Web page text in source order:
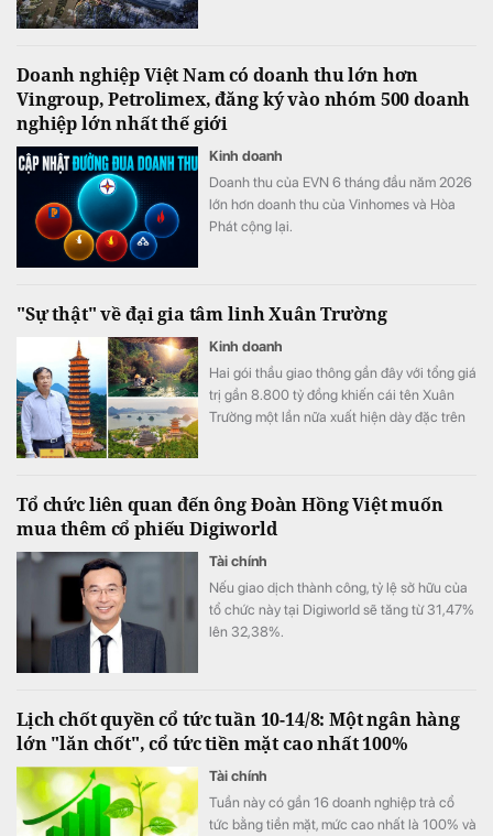
Doanh nghiệp Việt Nam có doanh thu lớn hơn
Vingroup, Petrolimex, đăng ký vào nhóm 500 doanh
nghiệp lớn nhất thế giới
Kinh doanh
Doanh thu của EVN 6 tháng đầu năm 2026
lớn hơn doanh thu của Vinhomes và Hòa
Phát cộng lại.
"Sự thật" về đại gia tâm linh Xuân Trường
Kinh doanh
Hai gói thầu giao thông gần đây với tổng giá
trị gần 8.800 tỷ đồng khiến cái tên Xuân
Trường một lần nữa xuất hiện dày đặc trên
sau Bái Đính, Tam Chúc: một nhà thầu từng
thi công quốc lộ, cao tốc từ hơn một thập kỷ
Tổ chức liên quan đến ông Đoàn Hồng Việt muốn
mua thêm cổ phiếu Digiworld
Tài chính
Nếu giao dịch thành công, tỷ lệ sở hữu của
tổ chức này tại Digiworld sẽ tăng từ 31,47%
lên 32,38%.
Lịch chốt quyền cổ tức tuần 10-14/8: Một ngân hàng
lớn "lăn chốt", cổ tức tiền mặt cao nhất 100%
Tài chính
Tuần này có gần 16 doanh nghiệp trả cổ
tức bằng tiền mặt, mức cao nhất là 100% và